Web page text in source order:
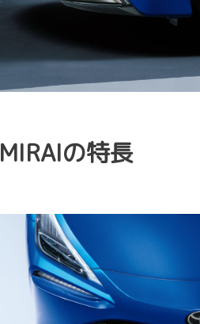
MIRAIの特長